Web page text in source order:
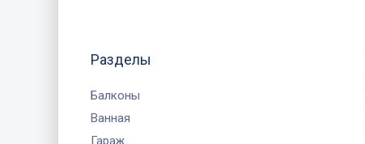
Разделы
Балконы
Ванная
Гараж